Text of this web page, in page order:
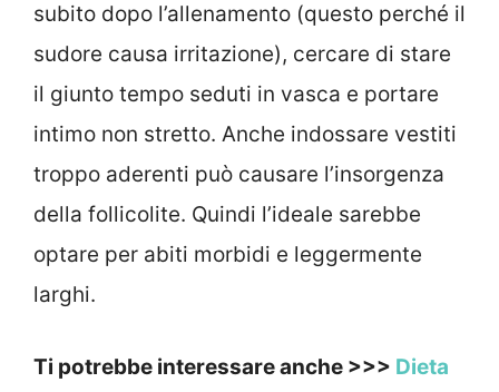
subito dopo l’allenamento (questo perché il
sudore causa irritazione), cercare di stare
il giunto tempo seduti in vasca e portare
intimo non stretto. Anche indossare vestiti
troppo aderenti può causare l’insorgenza
della follicolite. Quindi l’ideale sarebbe
optare per abiti morbidi e leggermente
larghi.
Ti potrebbe interessare anche >>> Dieta